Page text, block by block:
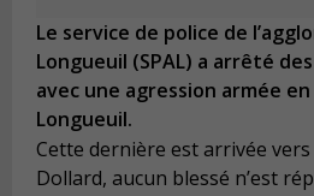
Le service de police de
Longueuil (SPAL) a arrêté
avec une agression armée
Longueuil.
Cette dernière est arrivée
Dollard, aucun blessé n’est